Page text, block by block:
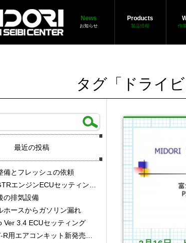
News
お知らせ
Products
製品情報 作
タグ「ドライ
最近の投稿
備とフレッシュの依頼
エンジンECUセッティング調整
の排気設備
ホースからガソリン漏れ
Ver 3.4 ECUセッティング
用エアコンキット新発売！！